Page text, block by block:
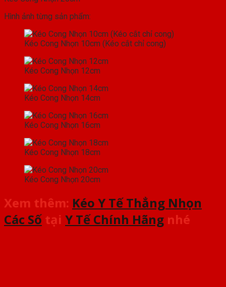
Hình ảnh từng sản phẩm:
Kéo Cong Nhọn 10cm (Kéo cắt chỉ cong)
Kéo Cong Nhọn 12cm
Kéo Cong Nhọn 14cm
Kéo Cong Nhọn 16cm
Kéo Cong Nhọn 18cm
Kéo Cong Nhọn 20cm
Xem thêm: Kéo Y Tế Thẳng Nhọn
Các Số tại Y Tế Chính Hãng nhé